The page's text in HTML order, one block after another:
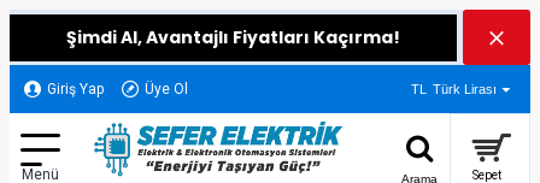
Şimdi Al, Avantajlı Fiyatları Kaçırma!
Giriş Yap Üye Ol TL Türk Lirası